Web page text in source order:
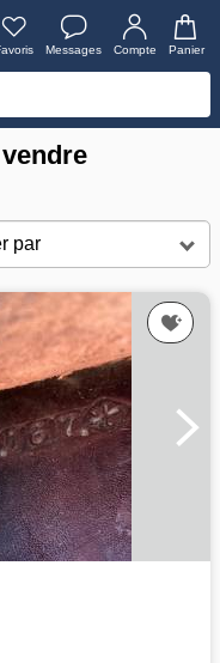
Messages Compte Panier